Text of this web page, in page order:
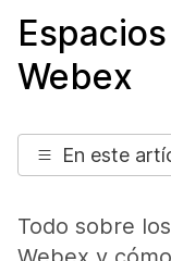
Webex
En este
Todo sobre